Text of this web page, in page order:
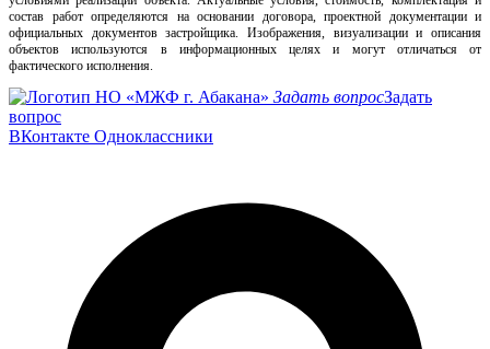
состав работ определяются на основании договора, проектной документации и
официальных документов застройщика. Изображения, визуализации и описания
объектов используются в информационных целях и могут отличаться от
фактического исполнения.
Задать вопросЗадать
вопрос
ВКонтакте Одноклассники